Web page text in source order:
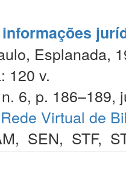
Esplanada,
120 v.
6, p. 186–189,
Rede Virtual de
, SEN, STF,